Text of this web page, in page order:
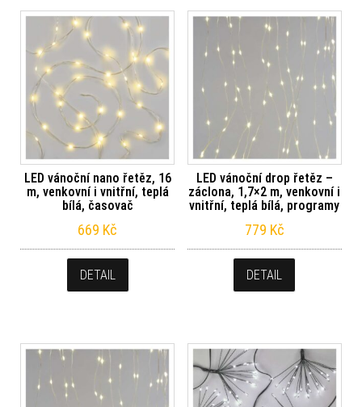
LED vánoční nano řetěz, 16
m, venkovní i vnitřní, teplá
bílá, časovač
669 Kč
DETAIL
LED vánoční drop řetěz –
záclona, 1,7×2 m, venkovní i
vnitřní, teplá bílá, programy
779 Kč
DETAIL